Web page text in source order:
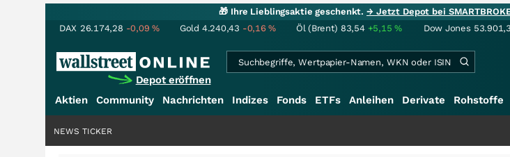
🎁 Ihre Lieblingsaktie geschenkt.→ Jetzt Depot bei
DAX 26.174,28 -0,09% Gold 4.240,43 -0,16% Öl (Brent) 83,54 +5,15% Dow Jones
Depot eröffnen
Aktien Community Nachrichten Indizes Fonds ETFs Anleihen Derivate Rohstoffe
NEWS TICKER